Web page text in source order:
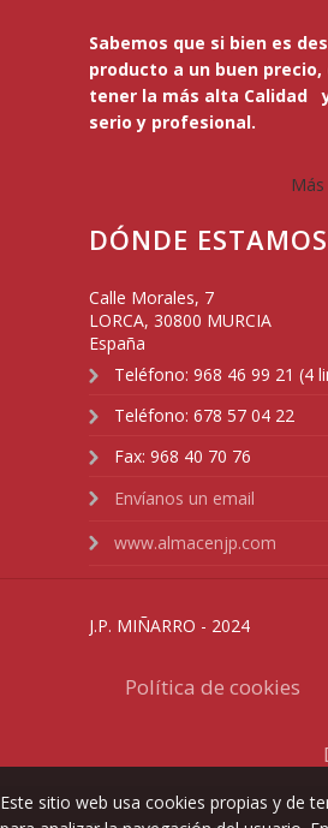
Este sitio web usa cookies propias y de
Sabemos que si bien es
producto a un buen precio,
tener la más alta Calidad
serio y profesional.
DÓNDE ESTAMOS
Calle Morales, 7
LORCA, 30800 MURCIA
España
Teléfono: 968 46 99 21 (4
Teléfono: 678 57 04 22
Fax: 968 40 70 76
Envíanos un email
www.almacenjp.com
J.P. MIÑARRO - 2024
Política de cookies